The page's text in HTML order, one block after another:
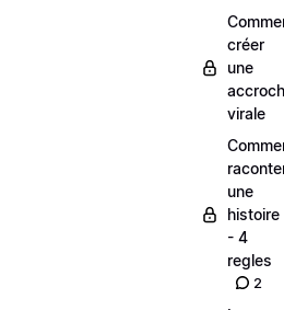
créer
une
virale
une
histoire
- 4
regles
2